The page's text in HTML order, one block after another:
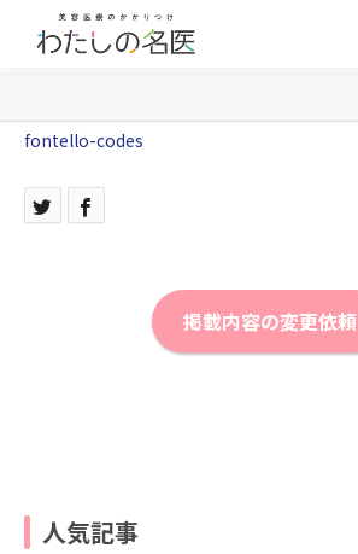
fontello-codes
掲載内容の変更依頼
人気記事